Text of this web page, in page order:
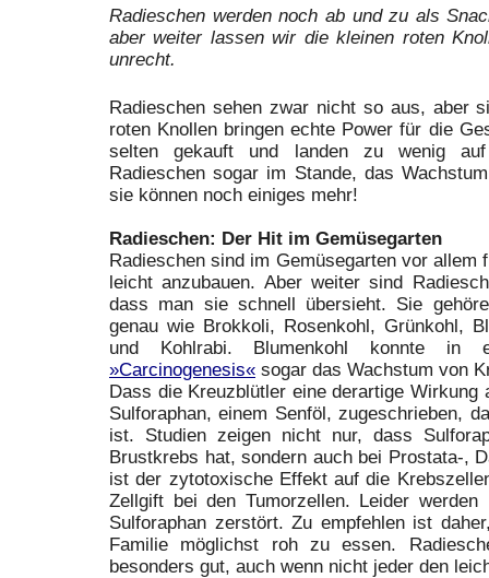
Radieschen werden noch ab und zu als
aber weiter lassen wir die kleinen roten
unrecht.
Radieschen sehen zwar nicht so aus, aber
roten Knollen bringen echte Power für die
selten gekauft und landen zu wenig
Radieschen sogar im Stande, das
sie können noch einiges mehr!
Radieschen: Der Hit im Gemüsegarten
Radieschen sind im Gemüsegarten vor
leicht anzubauen. Aber weiter sind
dass man sie schnell übersieht. Sie
genau wie Brokkoli, Rosenkohl, Grünkohl,
und Kohlrabi. Blumenkohl konnte in
»Carcinogenesis« sogar das Wachstum von
Dass die Kreuzblütler eine derartige Wirkung
Sulforaphan, einem Senföl, zugeschrieben,
ist. Studien zeigen nicht nur, dass
Brustkrebs hat, sondern auch bei Prostata-,
ist der zytotoxische Effekt auf die
Zellgift bei den Tumorzellen. Leider
Sulforaphan zerstört. Zu empfehlen ist
Familie möglichst roh zu essen.
besonders gut, auch wenn nicht jeder den